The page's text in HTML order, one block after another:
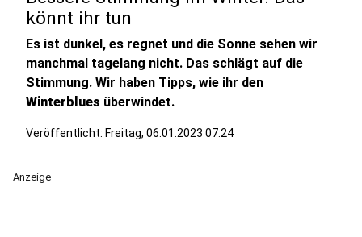
könnt ihr tun
Es ist dunkel, es regnet und die Sonne sehen wir
manchmal tagelang nicht. Das schlägt auf die
Stimmung. Wir haben Tipps, wie ihr den
Winterblues überwindet.
Veröffentlicht: Freitag, 06.01.2023 07:24
Anzeige